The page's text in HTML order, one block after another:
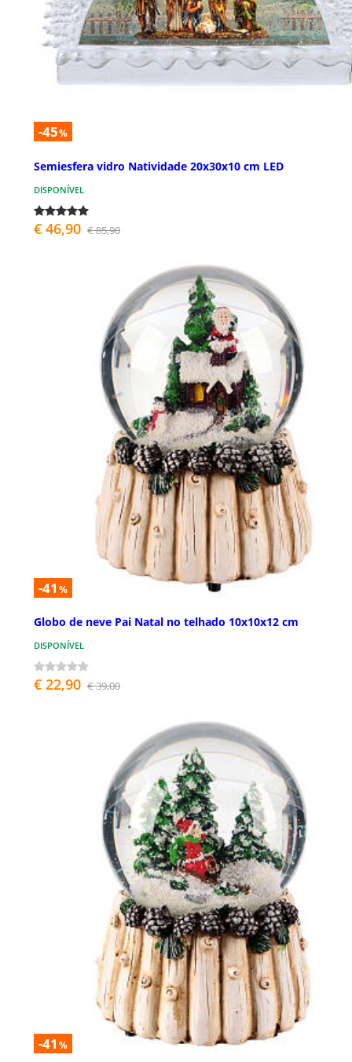
-45%
Semiesfera vidro Natividade 20x30x10 cm LED
DISPONÍVEL
€ 46,90 € 85,90
-41 %
Globo de neve Pai Natal no telhado 10x10x12 cm
DISPONÍVEL
€ 22,90 € 39,00
-41 %